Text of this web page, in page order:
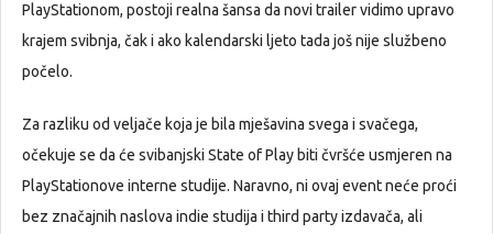
PlayStationom, postoji realna šansa da novi trailer vidimo upravo
krajem svibnja, čak i ako kalendarski ljeto tada još nije službeno
počelo.
Za razliku od veljače koja je bila mješavina svega i svačega,
očekuje se da će svibanjski State of Play biti čvršće usmjeren na
PlayStationove interne studije. Naravno, ni ovaj event neće proći
bez značajnih naslova indie studija i third party izdavača, ali